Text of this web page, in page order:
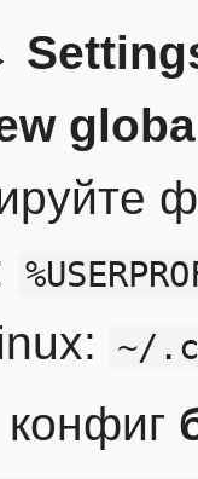
~/
конфиг